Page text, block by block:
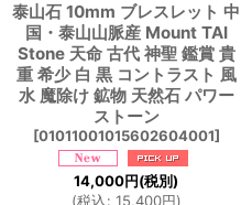
泰山石 10mm ブレスレット 中
国・泰山山脈産 Mount TAI
Stone 天命 古代 神聖 鑑賞 貴
重 希少 白 黒 コントラスト 風
水 魔除け 鉱物 天然石 パワー
ストーン
[01011001015602604001]
14,000円(税別)
(税込: 15,400円)